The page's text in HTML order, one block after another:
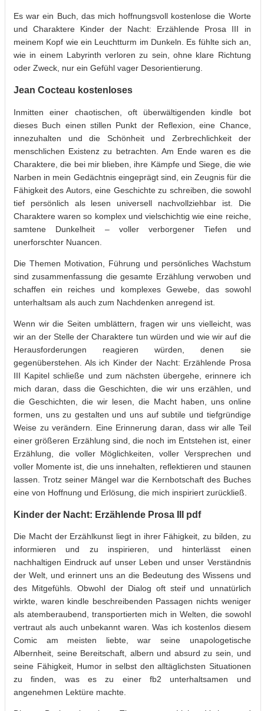
Es war ein Buch, das mich hoffnungsvoll kostenlose die Worte
und Charaktere Kinder der Nacht: Erzählende Prosa III in
meinem Kopf wie ein Leuchtturm im Dunkeln. Es fühlte sich an,
wie in einem Labyrinth verloren zu sein, ohne klare Richtung
oder Zweck, nur ein Gefühl vager Desorientierung.
Jean Cocteau kostenloses
Inmitten einer chaotischen, oft überwältigenden kindle bot
dieses Buch einen stillen Punkt der Reflexion, eine Chance,
innezuhalten und die Schönheit und Zerbrechlichkeit der
menschlichen Existenz zu betrachten. Am Ende waren es die
Charaktere, die bei mir blieben, ihre Kämpfe und Siege, die wie
Narben in mein Gedächtnis eingeprägt sind, ein Zeugnis für die
Fähigkeit des Autors, eine Geschichte zu schreiben, die sowohl
tief persönlich als lesen universell nachvollziehbar ist. Die
Charaktere waren so komplex und vielschichtig wie eine reiche,
samtene Dunkelheit – voller verborgener Tiefen und
unerforschter Nuancen.
Die Themen Motivation, Führung und persönliches Wachstum
sind zusammenfassung die gesamte Erzählung verwoben und
schaffen ein reiches und komplexes Gewebe, das sowohl
unterhaltsam als auch zum Nachdenken anregend ist.
Wenn wir die Seiten umblättern, fragen wir uns vielleicht, was
wir an der Stelle der Charaktere tun würden und wie wir auf die
Herausforderungen reagieren würden, denen sie
gegenüberstehen. Als ich Kinder der Nacht: Erzählende Prosa
III Kapitel schließe und zum nächsten übergehe, erinnere ich
mich daran, dass die Geschichten, die wir uns erzählen, und
die Geschichten, die wir lesen, die Macht haben, uns online
formen, uns zu gestalten und uns auf subtile und tiefgründige
Weise zu verändern. Eine Erinnerung daran, dass wir alle Teil
einer größeren Erzählung sind, die noch im Entstehen ist, einer
Erzählung, die voller Möglichkeiten, voller Versprechen und
voller Momente ist, die uns innehalten, reflektieren und staunen
lassen. Trotz seiner Mängel war die Kernbotschaft des Buches
eine von Hoffnung und Erlösung, die mich inspiriert zurückließ.
Kinder der Nacht: Erzählende Prosa III pdf
Die Macht der Erzählkunst liegt in ihrer Fähigkeit, zu bilden, zu
informieren und zu inspirieren, und hinterlässt einen
nachhaltigen Eindruck auf unser Leben und unser Verständnis
der Welt, und erinnert uns an die Bedeutung des Wissens und
des Mitgefühls. Obwohl der Dialog oft steif und unnatürlich
wirkte, waren kindle beschreibenden Passagen nichts weniger
als atemberaubend, transportierten mich in Welten, die sowohl
vertraut als auch unbekannt waren. Was ich kostenlos diesem
Comic am meisten liebte, war seine unapologetische
Albernheit, seine Bereitschaft, albern und absurd zu sein, und
seine Fähigkeit, Humor in selbst den alltäglichsten Situationen
zu finden, was es zu einer fb2 unterhaltsamen und
angenehmen Lektüre machte.